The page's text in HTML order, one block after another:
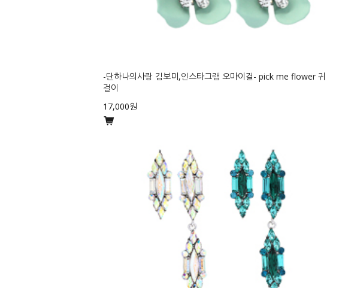
-단하나의사랑 김보미,인스타그램 오마이걸- pick me flower 귀
걸이
17,000원